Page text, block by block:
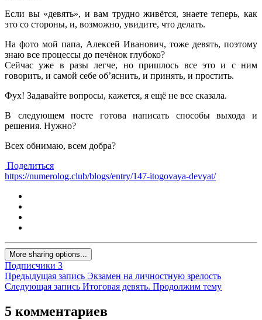
Если вы «девять», и вам трудно живётся, знаете теперь, как
это со стороны, и, возможно, увидите, что делать.
На фото мой папа, Алексей Иванович, тоже девять, поэтому
знаю все процессы до печёнок глубоко?
Сейчас уже в разы легче, но пришлось все это и с ним
говорить, и самой себе об’яснить, и принять, и простить.
Фух! Задавайте вопросы, кажется, я ещё не все сказала.
В следующем посте готова написать способы выхода и
решения. Нужно?
Всех обнимаю, всем добра?
Поделиться
https://numerolog.club/blogs/entry/147-itogovaya-devyat/
More sharing options...
Подписчики 3
Предыдущая запись Экзамен на личностную зрелость
Следующая запись Итоговая девять. Продолжим тему
5 комментариев